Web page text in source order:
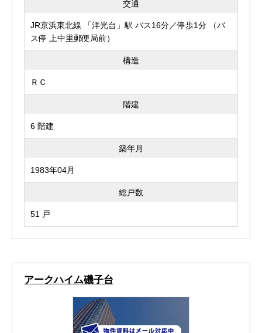
交通
JR京浜東北線 「洋光台」駅 バス16分／停歩1分 （バ
ス停 上中里郵便局前）
構造
ＲＣ
階建
6 階建
築年月
1983年04月
総戸数
51 戸
アークハイム磯子台